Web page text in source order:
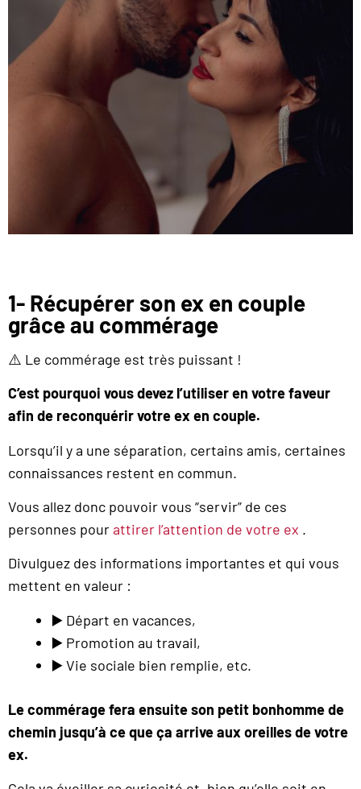
1- Récupérer son ex en couple
grâce au commérage
⚠️ Le commérage est très puissant !
C’est pourquoi vous devez l’utiliser en votre faveur
afin de reconquérir votre ex en couple.
Lorsqu’il y a une séparation, certains amis, certaines
connaissances restent en commun.
Vous allez donc pouvoir vous “servir” de ces
personnes pourattirer l’attention de votre ex .
Divulguez des informations importantes et qui vous
mettent en valeur :
▶️ Départ en vacances,
▶️ Promotion au travail,
▶️ Vie sociale bien remplie, etc.
Le commérage fera ensuite son petit bonhomme de
chemin jusqu’à ce que ça arrive aux oreilles de votre
ex.